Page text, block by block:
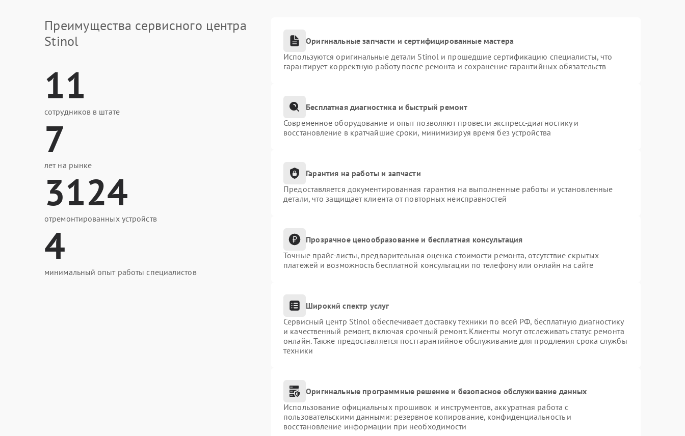
Преимущества сервисного центра
Stinol
11
сотрудников в штате
7
лет на рынке
3124
отремонтированных устройств
4
минимальный опыт работы специалистов
Оригинальные запчасти и сертифицированные мастера
Используются оригинальные детали Stinol и прошедшие сертификацию специалисты, что
гарантирует корректную работу после ремонта и сохранение гарантийных обязательств
Бесплатная диагностика и быстрый ремонт
Современное оборудование и опыт позволяют провести экспресс-диагностику и
восстановление в кратчайшие сроки, минимизируя время без устройства
Гарантия на работы и запчасти
Предоставляется документированная гарантия на выполненные работы и установленные
детали, что защищает клиента от повторных неисправностей
Прозрачное ценообразование и бесплатная консультация
Точные прайс-листы, предварительная оценка стоимости ремонта, отсутствие скрытых
платежей и возможность бесплатной консультации по телефону или онлайн на сайте
Широкий спектр услуг
Сервисный центр Stinol обеспечивает доставку техники по всей РФ, бесплатную диагностику
и качественный ремонт, включая срочный ремонт. Клиенты могут отслеживать статус ремонта
онлайн. Также предоставляется постгарантийное обслуживание для продления срока службы
техники
Оригинальные программные решение и безопасное обслуживание данных
Использование официальных прошивок и инструментов, аккуратная работа с
пользовательскими данными: резервное копирование, конфиденциальность и
восстановление информации при необходимости